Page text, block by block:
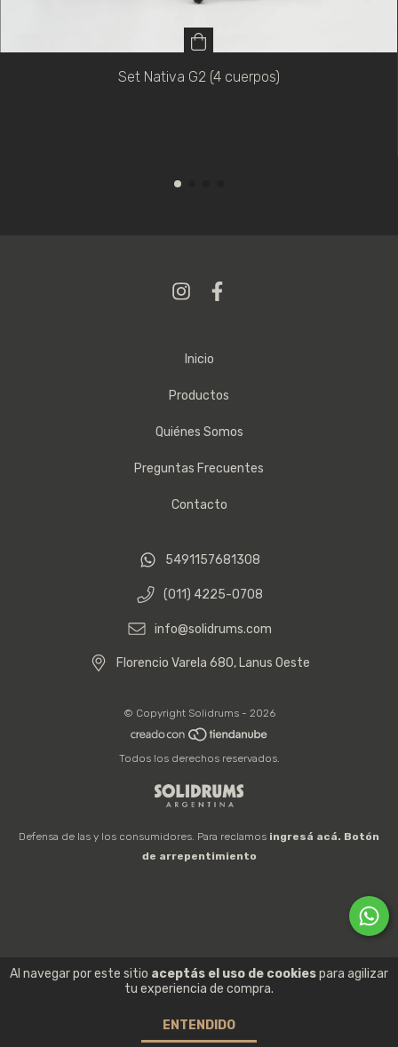
Al navegar por este sitio aceptás el uso de cookiespara agilizar
tu experiencia de compra.
ENTENDIDO
Set Nativa G2 (4 cuerpos)
Inicio
Productos
Quiénes Somos
Preguntas Frecuentes
Contacto
5491157681308
(011) 4225-0708
info@solidrums.com
Florencio Varela 680, Lanus Oeste
© Copyright Solidrums - 2026
Todos los derechos reservados.
Defensa de las y los consumidores. Para reclamos ingresá acá. Botón
de arrepentimiento